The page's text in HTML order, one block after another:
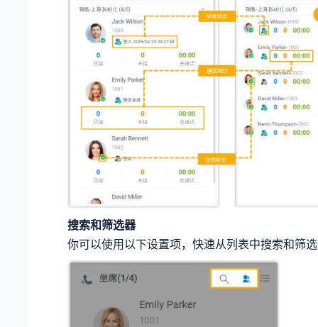
搜索和筛选器
你可以使用以下设置项，快速从列表中搜索和筛